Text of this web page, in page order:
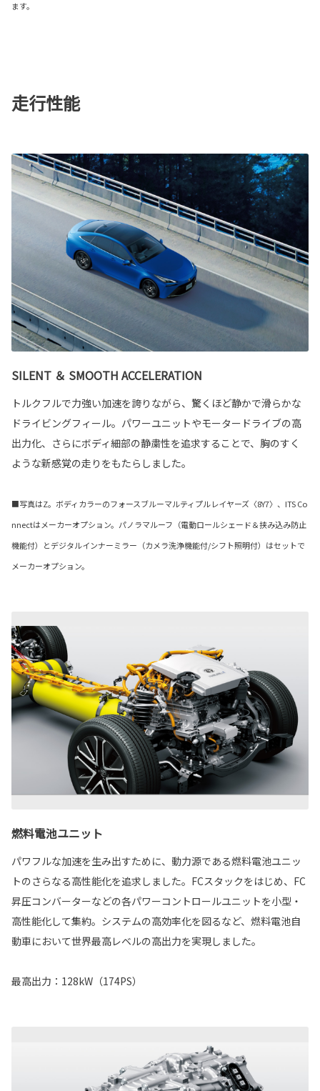
ます。
走行性能
SILENT ＆ SMOOTH ACCELERATION
トルクフルで力強い加速を誇りながら、驚くほど静かで滑らかな
ドライビングフィール。パワーユニットやモータードライブの高
出力化、さらにボディ細部の静粛性を追求することで、胸のすく
ような新感覚の走りをもたらしました。
■写真はZ。ボディカラーのフォースブルーマルティプルレイヤーズ〈8Y7〉、ITS Co
nnectはメーカーオプション。パノラマルーフ（電動ロールシェード＆挟み込み防止
機能付）とデジタルインナーミラー（カメラ洗浄機能付/シフト照明付）はセットで
メーカーオプション。
燃料電池ユニット
パワフルな加速を生み出すために、動力源である燃料電池ユニッ
トのさらなる高性能化を追求しました。FCスタックをはじめ、FC
昇圧コンバーターなどの各パワーコントロールユニットを小型・
高性能化して集約。システムの高効率化を図るなど、燃料電池自
動車において世界最高レベルの高出力を実現しました。
最高出力：128kW（174PS）